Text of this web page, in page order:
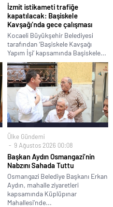
İzmit istikameti trafiğe
kapatılacak: Başiskele
Kavşağı’nda gece çalışması
Kocaeli Büyükşehir Belediyesi
tarafından ‘Başiskele Kavşağı
Yapım İşi’ kapsamında Başiskele...
Ülke Gündemi
9 Ağustos 2026 00:08
Başkan Aydın Osmangazi’nin
Nabzını Sahada Tuttu
Osmangazi Belediye Başkanı Erkan
Aydın, mahalle ziyaretleri
kapsamında Küplüpınar
Mahallesi’nde...